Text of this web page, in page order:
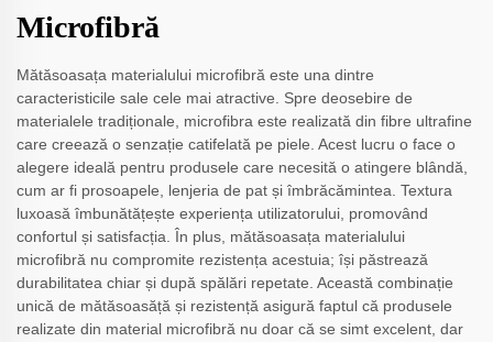
Microfibră
Mătăsoasața materialului microfibră este una dintre
caracteristicile sale cele mai atractive. Spre deosebire de
materialele tradiționale, microfibra este realizată din fibre ultrafine
care creează o senzație catifelată pe piele. Acest lucru o face o
alegere ideală pentru produsele care necesită o atingere blândă,
cum ar fi prosoapele, lenjeria de pat și îmbrăcămintea. Textura
luxoasă îmbunătățește experiența utilizatorului, promovând
confortul și satisfacția. În plus, mătăsoasața materialului
microfibră nu compromite rezistența acestuia; își păstrează
durabilitatea chiar și după spălări repetate. Această combinație
unică de mătăsoasăță și rezistență asigură faptul că produsele
realizate din material microfibră nu doar că se simt excelent, dar